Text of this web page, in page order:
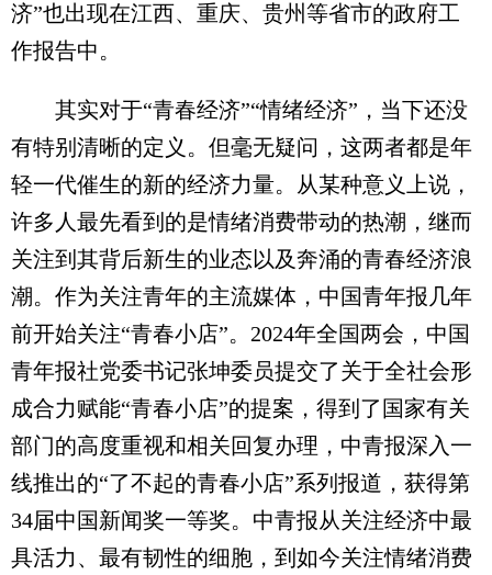
济”也出现在江西、重庆、贵州等省市的政府工
作报告中。
其实对于“青春经济”“情绪经济”，当下还没
有特别清晰的定义。但毫无疑问，这两者都是年
轻一代催生的新的经济力量。从某种意义上说，
许多人最先看到的是情绪消费带动的热潮，继而
关注到其背后新生的业态以及奔涌的青春经济浪
潮。作为关注青年的主流媒体，中国青年报几年
前开始关注“青春小店”。2024年全国两会，中国
青年报社党委书记张坤委员提交了关于全社会形
成合力赋能“青春小店”的提案，得到了国家有关
部门的高度重视和相关回复办理，中青报深入一
线推出的“了不起的青春小店”系列报道，获得第
34届中国新闻奖一等奖。中青报从关注经济中最
具活力、最有韧性的细胞，到如今关注情绪消费